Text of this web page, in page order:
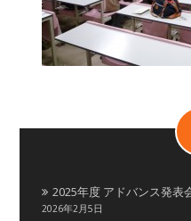
2025年度 アドバンス発表
2026年2月5日